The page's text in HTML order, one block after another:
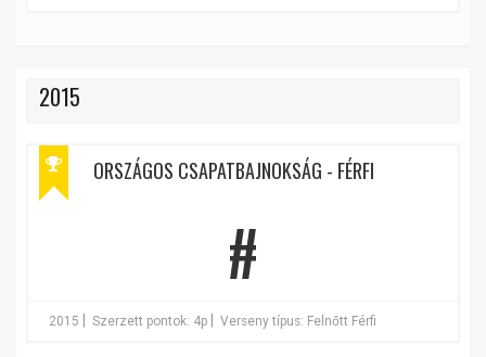
2015
ORSZÁGOS CSAPATBAJNOKSÁG - FÉRFI
#
2015 Szerzett pontok: 4p Verseny típus: Felnőtt Férfi